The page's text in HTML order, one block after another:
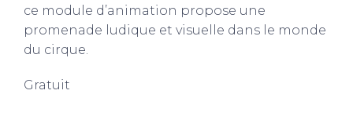
ce module d’animation propose une
promenade ludique et visuelle dans le monde
du cirque.
Gratuit